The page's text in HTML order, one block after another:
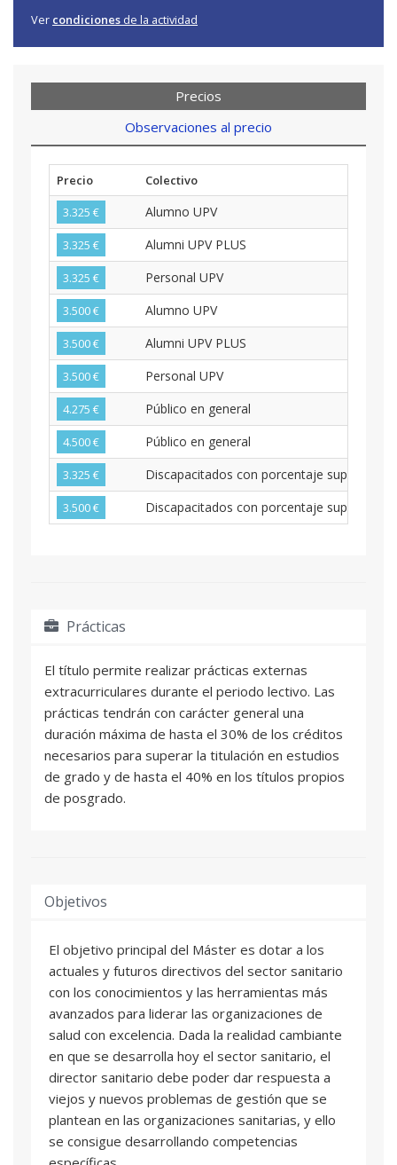
Ver condiciones de la actividad
Precios
Observaciones al precio
Precio
Colectivo
3.325 €
Alumno UPV
3.325 € Alumni UPV PLUS
3.325 € Personal UPV
3.500 € Alumno UPV
3.500 € Alumni UPV PLUS
3.500 € Personal UPV
4.275 € Público en general
4.500 € Público en general
3.325 € Discapacitados con porcentaje superior al
3.500 € Discapacitados con porcentaje superior al
Prácticas
El título permite realizar prácticas externas
extracurriculares durante el periodo lectivo. Las
prácticas tendrán con carácter general una
duración máxima de hasta el 30% de los créditos
necesarios para superar la titulación en estudios
de grado y de hasta el 40% en los títulos propios
de posgrado.
Objetivos
El objetivo principal del Máster es dotar a los
actuales y futuros directivos del sector sanitario
con los conocimientos y las herramientas más
avanzados para liderar las organizaciones de
salud con excelencia. Dada la realidad cambiante
en que se desarrolla hoy el sector sanitario, el
director sanitario debe poder dar respuesta a
viejos y nuevos problemas de gestión que se
plantean en las organizaciones sanitarias, y ello
se consigue desarrollando competencias